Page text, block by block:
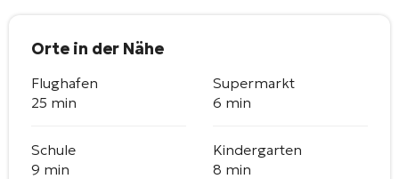
Orte in der Nähe
Flughafen
25 min
Supermarkt
6 min
Schule
9 min
Kindergarten
8 min